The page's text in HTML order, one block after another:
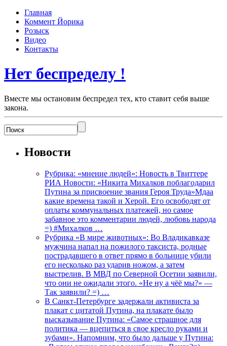
Главная
Коммент Йорика
Розыск
Видео
Контакты
Нет беспределу !
Вместе мы остановим беспредел тех, кто ставит себя выше
закона.
Новости
Рубрика: «мнение людей»: Новость в Твиттере
РИА Новости: «Никита Михалков поблагодарил
Путина за присвоение звания Героя Труда»Мдаа
какие времена такой и Херой. Его освободят от
оплаты коммунальных платежей, но самое
забавное это комментарии людей, любовь народа
=) #Михалков …
Рубрика «В мире животных»: Во Владикавказе
мужчина напал на пожилого таксиста, родные
пострадавшего в ответ прямо в больнице убили
его несколько раз ударив ножом, а затем
выстрелив. В МВД по Северной Осетии заявили,
что они не ожидали этого. «Не ну а чёё мы?» —
Так заявили? =) …
В Санкт-Петербурге задержали активиста за
плакат с цитатой Путина, на плакате было
высказывание Путина: «Самое страшное для
политика — вцепиться в свое кресло руками и
зубами». Напомним, что было дальше у Путина: